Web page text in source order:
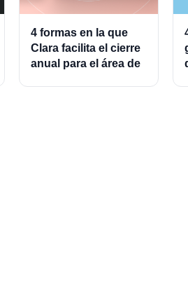
4 formas en la que
Clara facilita el cierre
anual para el área de